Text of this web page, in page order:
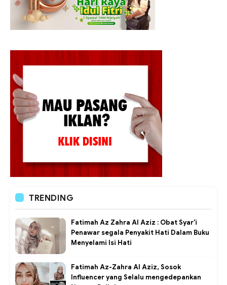
TRENDING
Fatimah Az Zahra Al Aziz : Obat Syar'i
Penawar segala Penyakit Hati Dalam Buku
Menyelami Isi Hati
Fatimah Az-Zahra Al Aziz, Sosok
Influencer yang Selalu mengedepankan